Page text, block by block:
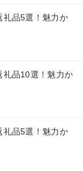
礼品5選！魅力か
礼品10選！魅力か
礼品5選！魅力か